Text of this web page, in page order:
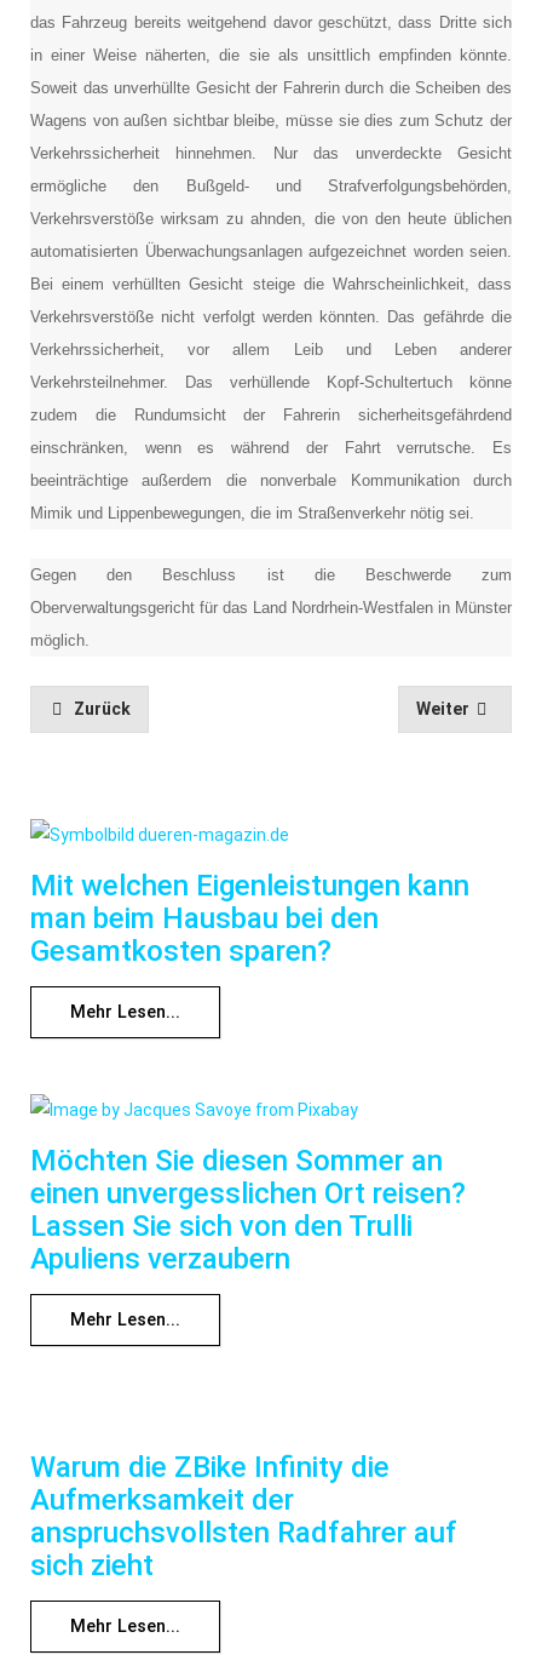
das Fahrzeug bereits weitgehend davor geschützt, dass Dritte sich
in einer Weise näherten, die sie als unsittlich empfinden könnte.
Soweit das unverhüllte Gesicht der Fahrerin durch die Scheiben des
Wagens von außen sichtbar bleibe, müsse sie dies zum Schutz der
Verkehrssicherheit hinnehmen. Nur das unverdeckte Gesicht
ermögliche den Bußgeld- und Strafverfolgungsbehörden,
Verkehrsverstöße wirksam zu ahnden, die von den heute üblichen
automatisierten Überwachungsanlagen aufgezeichnet worden seien.
Bei einem verhüllten Gesicht steige die Wahrscheinlichkeit, dass
Verkehrsverstöße nicht verfolgt werden könnten. Das gefährde die
Verkehrssicherheit, vor allem Leib und Leben anderer
Verkehrsteilnehmer. Das verhüllende Kopf-Schultertuch könne
zudem die Rundumsicht der Fahrerin sicherheitsgefährdend
einschränken, wenn es während der Fahrt verrutsche. Es
beeinträchtige außerdem die nonverbale Kommunikation durch
Mimik und Lippenbewegungen, die im Straßenverkehr nötig sei.
Gegen den Beschluss ist die Beschwerde zum
Oberverwaltungsgericht für das Land Nordrhein-Westfalen in Münster
möglich.
Zurück Weiter
Mit welchen Eigenleistungen kann
man beim Hausbau bei den
Gesamtkosten sparen?
Mehr Lesen...
Möchten Sie diesen Sommer an
einen unvergesslichen Ort reisen?
Lassen Sie sich von den Trulli
Apuliens verzaubern
Mehr Lesen...
Warum die ZBike Infinity die
Aufmerksamkeit der
anspruchsvollsten Radfahrer auf
sich zieht
Mehr Lesen...